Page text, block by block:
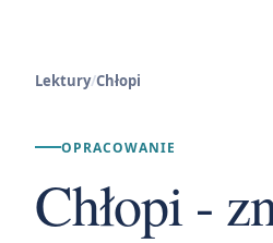
Lektury/Chłopi
OPRACOWANIE
Chłopi -